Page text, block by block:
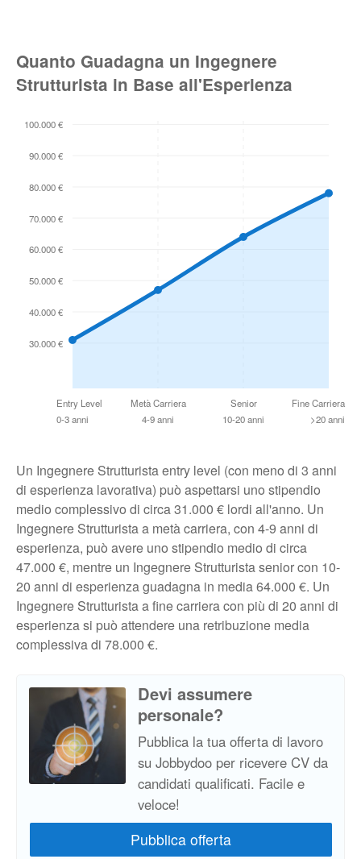
Quanto Guadagna un Ingegnere
Strutturista in Base all'Esperienza
30.000 €
40.000 €
50.000 €
60.000 €
70.000 €
80.000 €
90.000 €
100.000 €
Entry Level
0-3 anni
Metà Carriera
4-9 anni
Senior
10-20 anni
Fine Carriera
>20 anni
Un Ingegnere Strutturista entry level (con meno di 3 anni
di esperienza lavorativa) può aspettarsi uno stipendio
medio complessivo di circa 31.000 € lordi all'anno. Un
Ingegnere Strutturista a metà carriera, con 4-9 anni di
esperienza, può avere uno stipendio medio di circa
47.000 €, mentre un Ingegnere Strutturista senior con 10-
20 anni di esperienza guadagna in media 64.000 €. Un
Ingegnere Strutturista a fine carriera con più di 20 anni di
esperienza si può attendere una retribuzione media
complessiva di 78.000 €.
Devi assumere
personale?
Pubblica la tua offerta di lavoro
su Jobbydoo per ricevere CV da
candidati qualificati. Facile e
veloce!